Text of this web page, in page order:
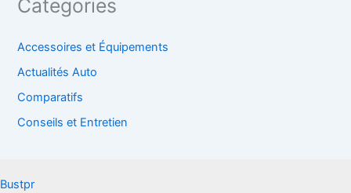
Categories
Accessoires et Équipements
Actualités Auto
Comparatifs
Conseils et Entretien
Bustpr